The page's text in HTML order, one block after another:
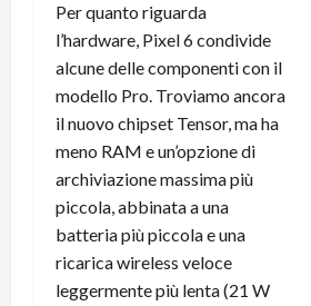
Per quanto riguarda
l’hardware, Pixel 6 condivide
alcune delle componenti con il
modello Pro. Troviamo ancora
il nuovo chipset Tensor, ma ha
meno RAM e un’opzione di
archiviazione massima più
piccola, abbinata a una
batteria più piccola e una
ricarica wireless veloce
leggermente più lenta (21 W